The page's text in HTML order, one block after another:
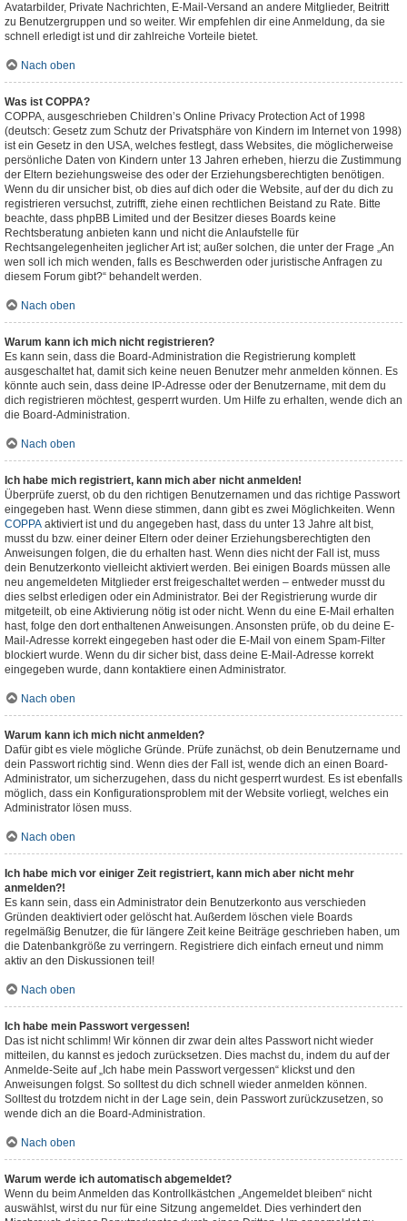
Avatarbilder, Private Nachrichten, E-Mail-Versand an andere Mitglieder, Beitritt
zu Benutzergruppen und so weiter. Wir empfehlen dir eine Anmeldung, da sie
schnell erledigt ist und dir zahlreiche Vorteile bietet.
Nach oben
Was ist COPPA?
COPPA, ausgeschrieben Children’s Online Privacy Protection Act of 1998
(deutsch: Gesetz zum Schutz der Privatsphäre von Kindern im Internet von 1998)
ist ein Gesetz in den USA, welches festlegt, dass Websites, die möglicherweise
persönliche Daten von Kindern unter 13 Jahren erheben, hierzu die Zustimmung
der Eltern beziehungsweise des oder der Erziehungsberechtigten benötigen.
Wenn du dir unsicher bist, ob dies auf dich oder die Website, auf der du dich zu
registrieren versuchst, zutrifft, ziehe einen rechtlichen Beistand zu Rate. Bitte
beachte, dass phpBB Limited und der Besitzer dieses Boards keine
Rechtsberatung anbieten kann und nicht die Anlaufstelle für
Rechtsangelegenheiten jeglicher Art ist; außer solchen, die unter der Frage „An
wen soll ich mich wenden, falls es Beschwerden oder juristische Anfragen zu
diesem Forum gibt?“ behandelt werden.
Nach oben
Warum kann ich mich nicht registrieren?
Es kann sein, dass die Board-Administration die Registrierung komplett
ausgeschaltet hat, damit sich keine neuen Benutzer mehr anmelden können. Es
könnte auch sein, dass deine IP-Adresse oder der Benutzername, mit dem du
dich registrieren möchtest, gesperrt wurden. Um Hilfe zu erhalten, wende dich an
die Board-Administration.
Nach oben
Ich habe mich registriert, kann mich aber nicht anmelden!
Überprüfe zuerst, ob du den richtigen Benutzernamen und das richtige Passwort
eingegeben hast. Wenn diese stimmen, dann gibt es zwei Möglichkeiten. Wenn
COPPA aktiviert ist und du angegeben hast, dass du unter 13 Jahre alt bist,
musst du bzw. einer deiner Eltern oder deiner Erziehungsberechtigten den
Anweisungen folgen, die du erhalten hast. Wenn dies nicht der Fall ist, muss
dein Benutzerkonto vielleicht aktiviert werden. Bei einigen Boards müssen alle
neu angemeldeten Mitglieder erst freigeschaltet werden – entweder musst du
dies selbst erledigen oder ein Administrator. Bei der Registrierung wurde dir
mitgeteilt, ob eine Aktivierung nötig ist oder nicht. Wenn du eine E-Mail erhalten
hast, folge den dort enthaltenen Anweisungen. Ansonsten prüfe, ob du deine E-
Mail-Adresse korrekt eingegeben hast oder die E-Mail von einem Spam-Filter
blockiert wurde. Wenn du dir sicher bist, dass deine E-Mail-Adresse korrekt
eingegeben wurde, dann kontaktiere einen Administrator.
Nach oben
Warum kann ich mich nicht anmelden?
Dafür gibt es viele mögliche Gründe. Prüfe zunächst, ob dein Benutzername und
dein Passwort richtig sind. Wenn dies der Fall ist, wende dich an einen Board-
Administrator, um sicherzugehen, dass du nicht gesperrt wurdest. Es ist ebenfalls
möglich, dass ein Konfigurationsproblem mit der Website vorliegt, welches ein
Administrator lösen muss.
Nach oben
Ich habe mich vor einiger Zeit registriert, kann mich aber nicht mehr
anmelden?!
Es kann sein, dass ein Administrator dein Benutzerkonto aus verschieden
Gründen deaktiviert oder gelöscht hat. Außerdem löschen viele Boards
regelmäßig Benutzer, die für längere Zeit keine Beiträge geschrieben haben, um
die Datenbankgröße zu verringern. Registriere dich einfach erneut und nimm
aktiv an den Diskussionen teil!
Nach oben
Ich habe mein Passwort vergessen!
Das ist nicht schlimm! Wir können dir zwar dein altes Passwort nicht wieder
mitteilen, du kannst es jedoch zurücksetzen. Dies machst du, indem du auf der
Anmelde-Seite auf „Ich habe mein Passwort vergessen“ klickst und den
Anweisungen folgst. So solltest du dich schnell wieder anmelden können.
Solltest du trotzdem nicht in der Lage sein, dein Passwort zurückzusetzen, so
wende dich an die Board-Administration.
Nach oben
Warum werde ich automatisch abgemeldet?
Wenn du beim Anmelden das Kontrollkästchen „Angemeldet bleiben“ nicht
auswählst, wirst du nur für eine Sitzung angemeldet. Dies verhindert den